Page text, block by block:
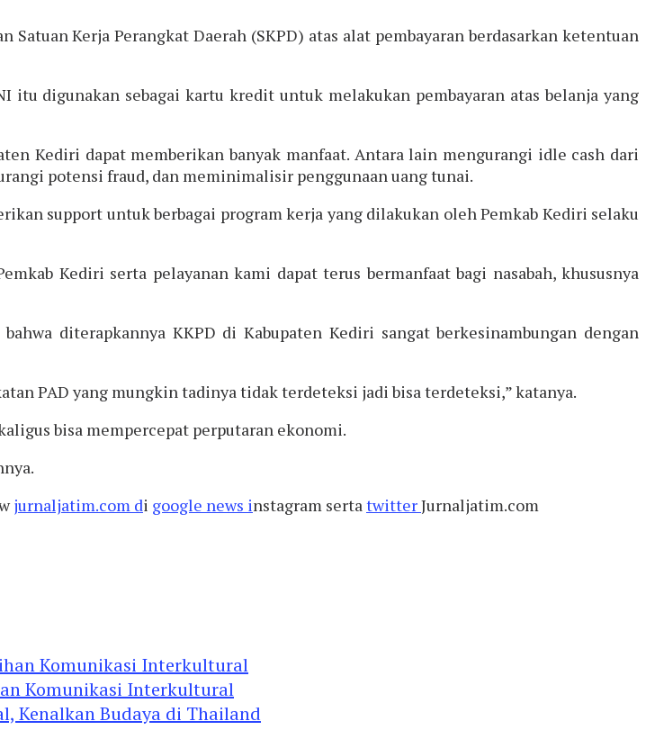
Kerja Perangkat Daerah (SKPD) atas alat pembayaran berdasarkan ketentuan
itu digunakan sebagai kartu kredit untuk melakukan pembayaran atas belanja yang
Kediri dapat memberikan banyak manfaat. Antara lain mengurangi idle cash dari
potensi fraud, dan meminimalisir penggunaan uang tunai.
support untuk berbagai program kerja yang dilakukan oleh Pemkab Kediri selaku
Kediri serta pelayanan kami dapat terus bermanfaat bagi nasabah, khususnya
diterapkannya KKPD di Kabupaten Kediri sangat berkesinambungan dengan
PAD yang mungkin tadinya tidak terdeteksi jadi bisa terdeteksi,” katanya.
bisa mempercepat perputaran ekonomi.
jurnaljatim.com di google news instagram serta twitterJurnaljatim.com
Komunikasi Interkultural